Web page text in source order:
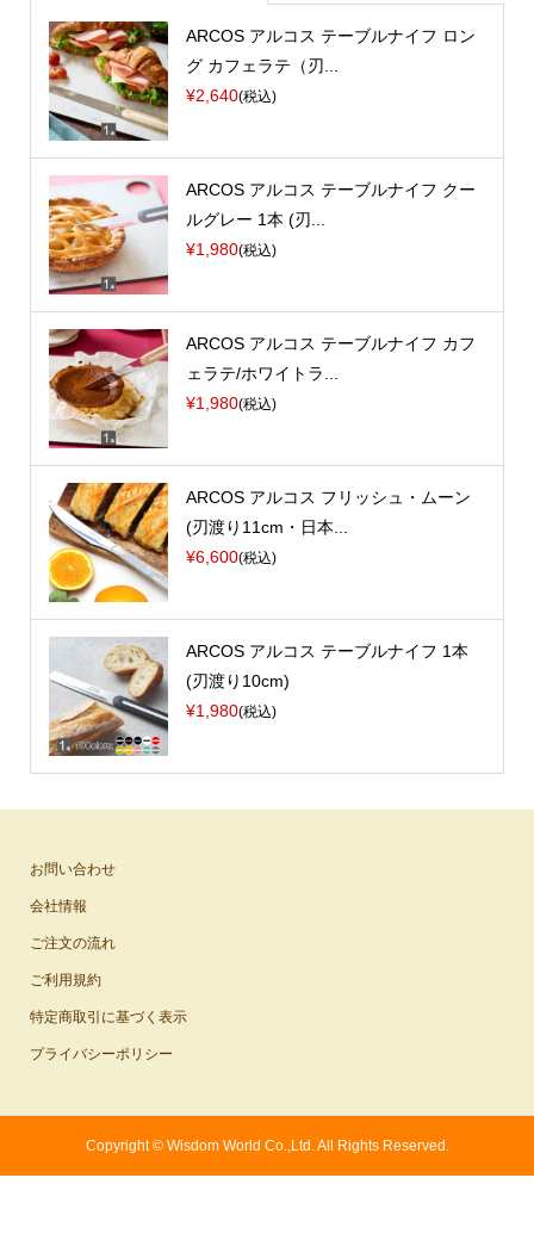
ARCOS アルコス テーブルナイフ ロン
グ カフェラテ（刃...
¥2,640(税込)
ARCOS アルコス テーブルナイフ クー
ルグレー 1本 (刃...
¥1,980(税込)
ARCOS アルコス テーブルナイフ カフ
ェラテ/ホワイトラ...
¥1,980(税込)
ARCOS アルコス フリッシュ・ムーン
(刃渡り11cm・日本...
¥6,600(税込)
ARCOS アルコス テーブルナイフ 1本
(刃渡り10cm)
¥1,980(税込)
お問い合わせ
会社情報
ご注文の流れ
ご利用規約
特定商取引に基づく表示
プライバシーポリシー
Copyright ©Wisdom World Co.,Ltd. All Rights Reserved.